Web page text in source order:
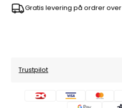
Gratis levering på ordrer over
Trustpilot